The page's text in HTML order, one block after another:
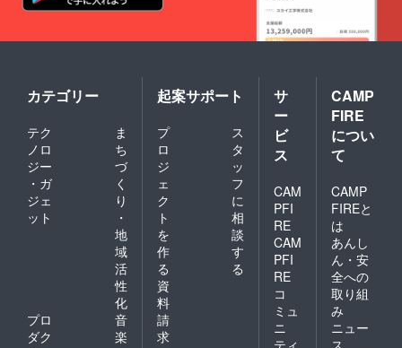
です。
はイ
メージ
す。 ※
北海道
からな
ので冷
発送と
なりま
す。
カテゴリー
テク
ノロ
ジー
・ガ
ジェ
ット
ま
ち
づ
く
り
・
地
域
活
性
化
プロ
ダク
音
楽
起案サポート
プ
ロ
ジ
ェ
ク
ト
を
作
る
ス
タ
ッ
フ
に
相
談
す
る
資
料
請
求
サ
ー
ビ
ス
CAM
PFI
RE
CAM
PFI
RE
コ
ミュ
ニ
ティ
CAMP
FIRE
につい
て
CAMP
FIREと
は
あんし
ん・安
全への
取り組
み
ニュー
ス